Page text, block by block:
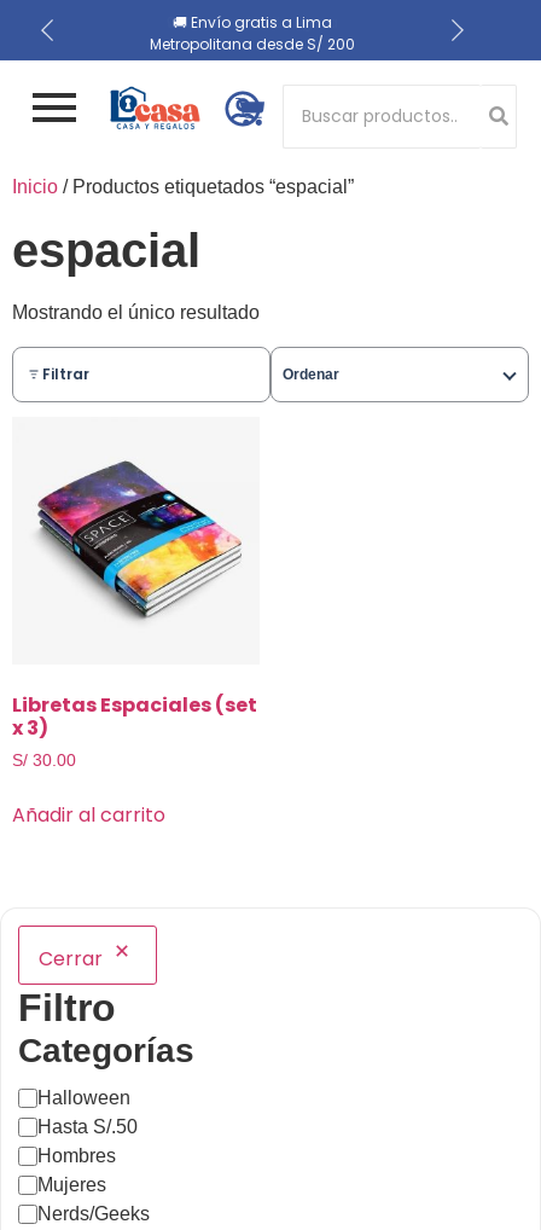
🚚 Envío gratis a Lima
Metropolitana desde S/ 200
🔒 Compra 100% segura
📍 Recojo en almacén el
mismo día
Button 1
Button 2
Inicio / Productos etiquetados “espacial”
espacial
Mostrando el único resultado
Filtrar Ordenar
Libretas Espaciales (set
x 3)
S/ 30.00
Añadir al carrito
Cerrar
Filtro
Categorías
Halloween
Hasta S/.50
Hombres
Mujeres
Nerds/Geeks